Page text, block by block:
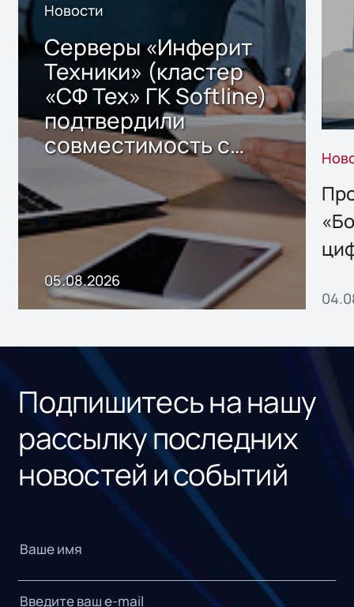
Новости
Серверы «Инферит
Техники» (кластер
«СФ Тех» ГК Softline)
подтвердили
совместимость с
решением Sharx
Storage 2.x для
хранения данных
05.08.2026
Подпишитесь на нашу
рассылку последних
новостей и событий